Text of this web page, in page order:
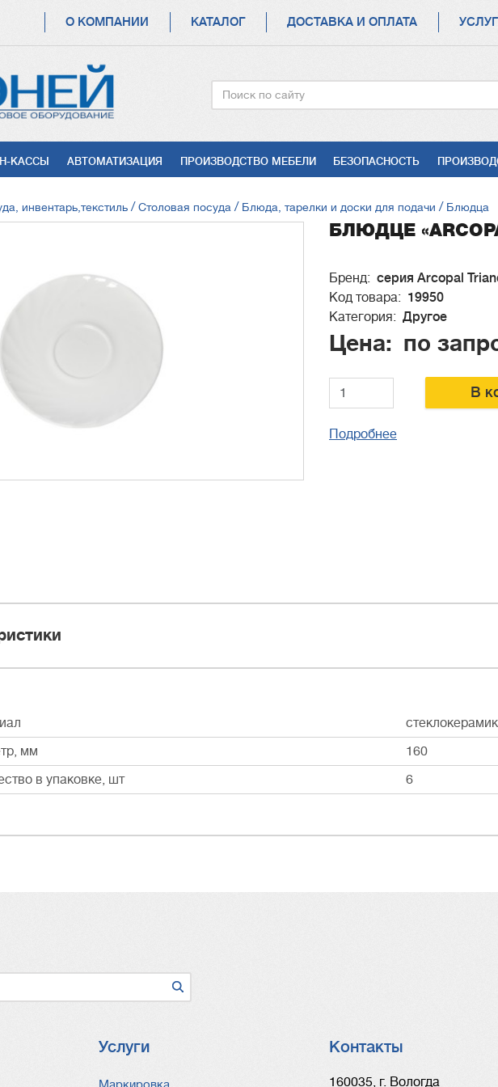
О КОМПАНИИ КАТАЛОГ ДОСТАВКА И ОПЛАТА
Поиск
КАССЫ АВТОМАТИЗАЦИЯ ПРОИЗВОДСТВО МЕБЕЛИ БЕЗОПАСНОСТЬ
инвентарь,текстиль Столовая посуда Блюда, тарелки и доски для подачи Блюдца
БЛЮДЦЕ
Бренд
серия Arcopal
Код товара
19950
Категория
Другое
Цена по
В
Подробнее
мм
160
в упаковке, шт
6
Услуги
Услуги
Контакты
160035, г. Вологда